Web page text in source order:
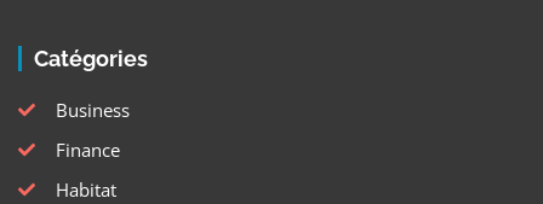
Catégories
Business
Finance
Habitat